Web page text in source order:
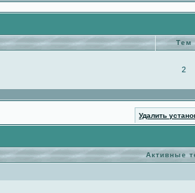
Тем
2
Удалить
Активные